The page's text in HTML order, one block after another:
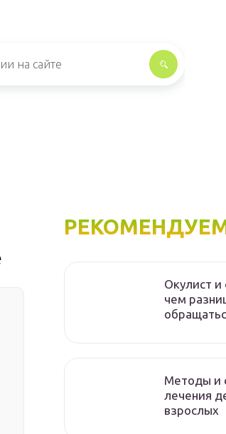
Окулист и
чем
Методы и
лечения
взрослых